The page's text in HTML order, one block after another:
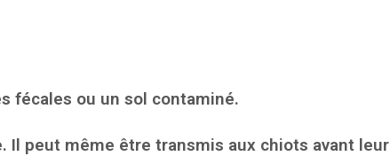
fécales ou un sol contaminé.
Il peut même être transmis aux chiots avant leur